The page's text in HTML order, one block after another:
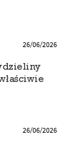
26/06/2026
26/06/2026